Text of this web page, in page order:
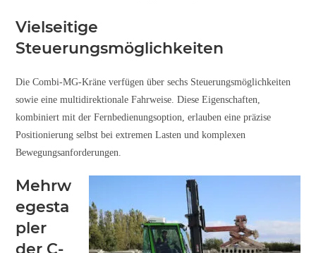
Vielseitige
Steuerungsmöglichkeiten
Die Combi-MG-Kräne verfügen über sechs Steuerungsmöglichkeiten
sowie eine multidirektionale Fahrweise. Diese Eigenschaften,
kombiniert mit der Fernbedienungsoption, erlauben eine präzise
Positionierung selbst bei extremen Lasten und komplexen
Bewegungsanforderungen.
Mehrw
egesta
pler
der C-